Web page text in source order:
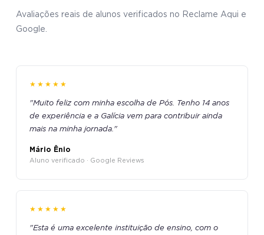
Avaliações reais de alunos verificados no Reclame Aqui e
Google.
★★★★★
"Muito feliz com minha escolha de Pós. Tenho 14 anos
de experiência e a Galícia vem para contribuir ainda
mais na minha jornada."
Mário Ênio
Aluno verificado · Google Reviews
★★★★★
"Esta é uma excelente instituição de ensino, com o